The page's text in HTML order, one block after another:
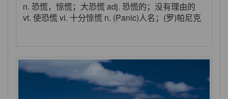
n. 恐慌，惊慌；大恐慌 adj. 恐慌的；没有理由的
vt. 使恐慌 vi. 十分惊慌 n. (Panic)人名；(罗)帕尼克